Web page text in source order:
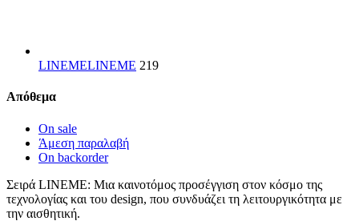
LINEMELINEME 219
Απόθεμα
On sale
Άμεση παραλαβή
On backorder
Σειρά LINEME: Μια καινοτόμος προσέγγιση στον κόσμο της
τεχνολογίας και του design, που συνδυάζει τη λειτουργικότητα με
την αισθητική.